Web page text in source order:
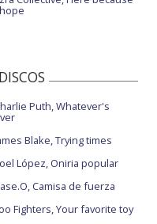
Puth, Whatever's
Blake, Trying times
López, Oniria popular
Camisa de fuerza
Fighters, Your favorite toy